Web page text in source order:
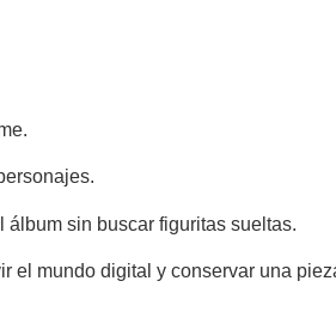
sin buscar figuritas sueltas.
el mundo digital y conservar una